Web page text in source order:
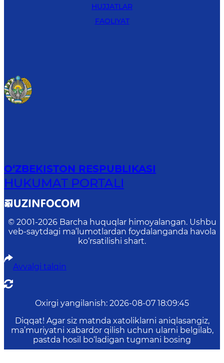
HUJJATLAR
FAOLIYAT
O‘ZBEKISTON RESPUBLIKASI
HUKUMAT PORTALI
© 2001-2026 Barcha huquqlar himoyalangan. Ushbu
veb-saytdagi ma’lumotlardan foydalanganda havola
ko‘rsatilishi shart.
Avvalgi talqin
Oxirgi yangilanish: 2026-08-07 18:09:45
Diqqat! Agar siz matnda xatoliklarni aniqlasangiz,
ma’muriyatni xabardor qilish uchun ularni belgilab,
pastda hosil bo‘ladigan tugmani bosing